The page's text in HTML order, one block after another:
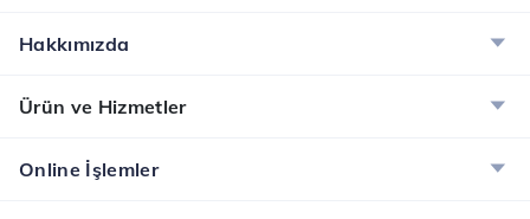
Hakkımızda
Ürün ve Hizmetler
Online İşlemler